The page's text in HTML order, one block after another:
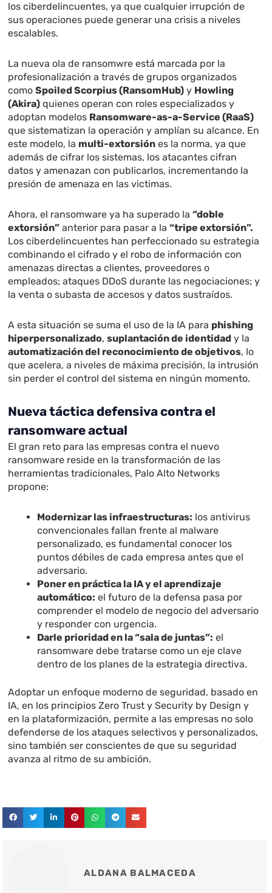
los ciberdelincuentes, ya que cualquier irrupción de
sus operaciones puede generar una crisis a niveles
escalables.
La nueva ola de ransomwre está marcada por la
profesionalización a través de grupos organizados
comoSpoiled Scorpius (RansomHub) y Howling
(Akira) quienes operan con roles especializados y
adoptan modelos Ransomware-as-a-Service (RaaS)
que sistematizan la operación y amplían su alcance. En
este modelo, la multi-extorsión es la norma, ya que
además de cifrar los sistemas, los atacantes cifran
datos y amenazan con publicarlos, incrementando la
presión de amenaza en las victimas.
Ahora, el ransomware ya ha superado la“doble
extorsión” anterior para pasar a la“tripe extorsión”.
Los ciberdelincuentes han perfeccionado su estrategia
combinando el cifrado y el robo de información con
amenazas directas a clientes, proveedores o
empleados; ataques DDoS durante las negociaciones; y
la venta o subasta de accesos y datos sustraídos.
A esta situación se suma el uso de la IA para phishing
hiperpersonalizado,suplantación de identidad y la
automatización del reconocimiento de objetivos, lo
que acelera, a niveles de máxima precisión, la intrusión
sin perder el control del sistema en ningún momento.
Nueva táctica defensiva contra el
ransomware actual
El gran reto para las empresas contra el nuevo
ransomware reside en la transformación de las
herramientas tradicionales, Palo Alto Networks
propone:
Modernizar las infraestructuras: los antivirus
convencionales fallan frente al malware
personalizado, es fundamental conocer los
puntos débiles de cada empresa antes que el
adversario.
Poner en práctica la IA y el aprendizaje
automático: el futuro de la defensa pasa por
comprender el modelo de negocio del adversario
y responder con urgencia.
Darle prioridad en la “sala de juntas”: el
ransomware debe tratarse como un eje clave
dentro de los planes de la estrategia directiva.
Adoptar un enfoque moderno de seguridad, basado en
IA, en los principios Zero Trust y Security by Design y
en la plataformización, permite a las empresas no solo
defenderse de los ataques selectivos y personalizados,
sino también ser conscientes de que su seguridad
avanza al ritmo de su ambición.
ALDANA BALMACEDA